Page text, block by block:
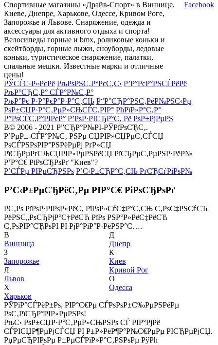
Спортивные магазины «Драйв-Спорт» в Виннице,
Киеве, Днепре, Харькове, Одессе, Кривом Роге,
Запорожье и Львове. Снаряжение, одежда и
аксессуары для активного отдыха и спорта!
Велосипеды горные и bmx, роликовые коньки и
скейтборды, горные лыжи, сноуборды, ледовые
коньки, туристическое снаряжение, палатки,
спальные мешки. Известные марки и отличные
цены!
Facebook
РЎСЃС‹Р»РєРё РљРѕРЅС‚Р°РєС‚С‹ Р’Р°РєР°РЅСЃРёРё
РљР°СЂС‚Р° СЃР°Р№С‚Р°
РљР°Рє Р·Р°РєР°Р·Р°С‚СЊ Р“Р°СЂР°РЅС‚РёР№РЅС‹Рµ
РѕР±СЏР·Р°С‚РµР»СЊСЃС‚РІР° РћРїР»Р°С‚Р°
Р”РѕСЃС‚Р°РІРєР° Р’РѕР·РІСЂР°С‚ Рё РѕР±РјРµРЅ
В© 2006 - 2021 Р”СЂР°Р№РІ-РЎРїРѕСЂС‚.
Р’РµР±-СЃР°Р№С‚ РЅРµ СЏРІР»СЏРµС‚СЃСЏ
РѕСЃРЅРѕРІР°РЅРёРµРј РґР»СЏ
РїСЂРµРґСЉСЏРІР»РµРЅРёСЏ РїСЂРµС‚РµРЅР·РёР№
Р’Р°С€ РіРѕСЂРѕРґ "Киев"?
Р’СЃРµ РІРµСЂРЅРѕ Р’С‹Р±СЂР°С‚СЊ РґСЂСѓРіРѕР№
Р’С‹Р±РµСЂРёС‚Рµ РІР°С€ РіРѕСЂРѕРґ
Р­С‚Рѕ РїРѕР·РІРѕР»РёС‚ РїРѕР»СѓС‡Р°С‚СЊ С‚РѕС‡РЅСѓСЋ
РёРЅС„РѕСЂРјР°С†РёСЋ РїРѕ РЅР°Р»РёС‡РёСЋ
С‚РѕРІР°СЂРѕРІ РІ РјР°РіР°Р·РёРЅР°С….
В
Винница
З
Запорожье
Л
Львов
Х
Харьков
Д
Днепр
К
Киев
Кривой Рог
О
Одесса
РЎРїР°СЃРёР±Рѕ, РІР°С€Рµ СЃРѕРѕР±С‰РµРЅРёРµ
РѕС‚РїСЂР°РІР»РµРЅРѕ!
РњС‹ РѕР±СЏР·Р°С‚РµР»СЊРЅРѕ СЃ РІР°РјРё
СЃРІСЏР¶РµРјСЃСЏ РІ Р±Р»РёР¶Р°Р№С€РµРµ РІСЂРµРјСЏ.
РџРµСЂРІРѕРµ Р±РµСЃРїР»Р°С‚РЅРѕРµ РўРћ